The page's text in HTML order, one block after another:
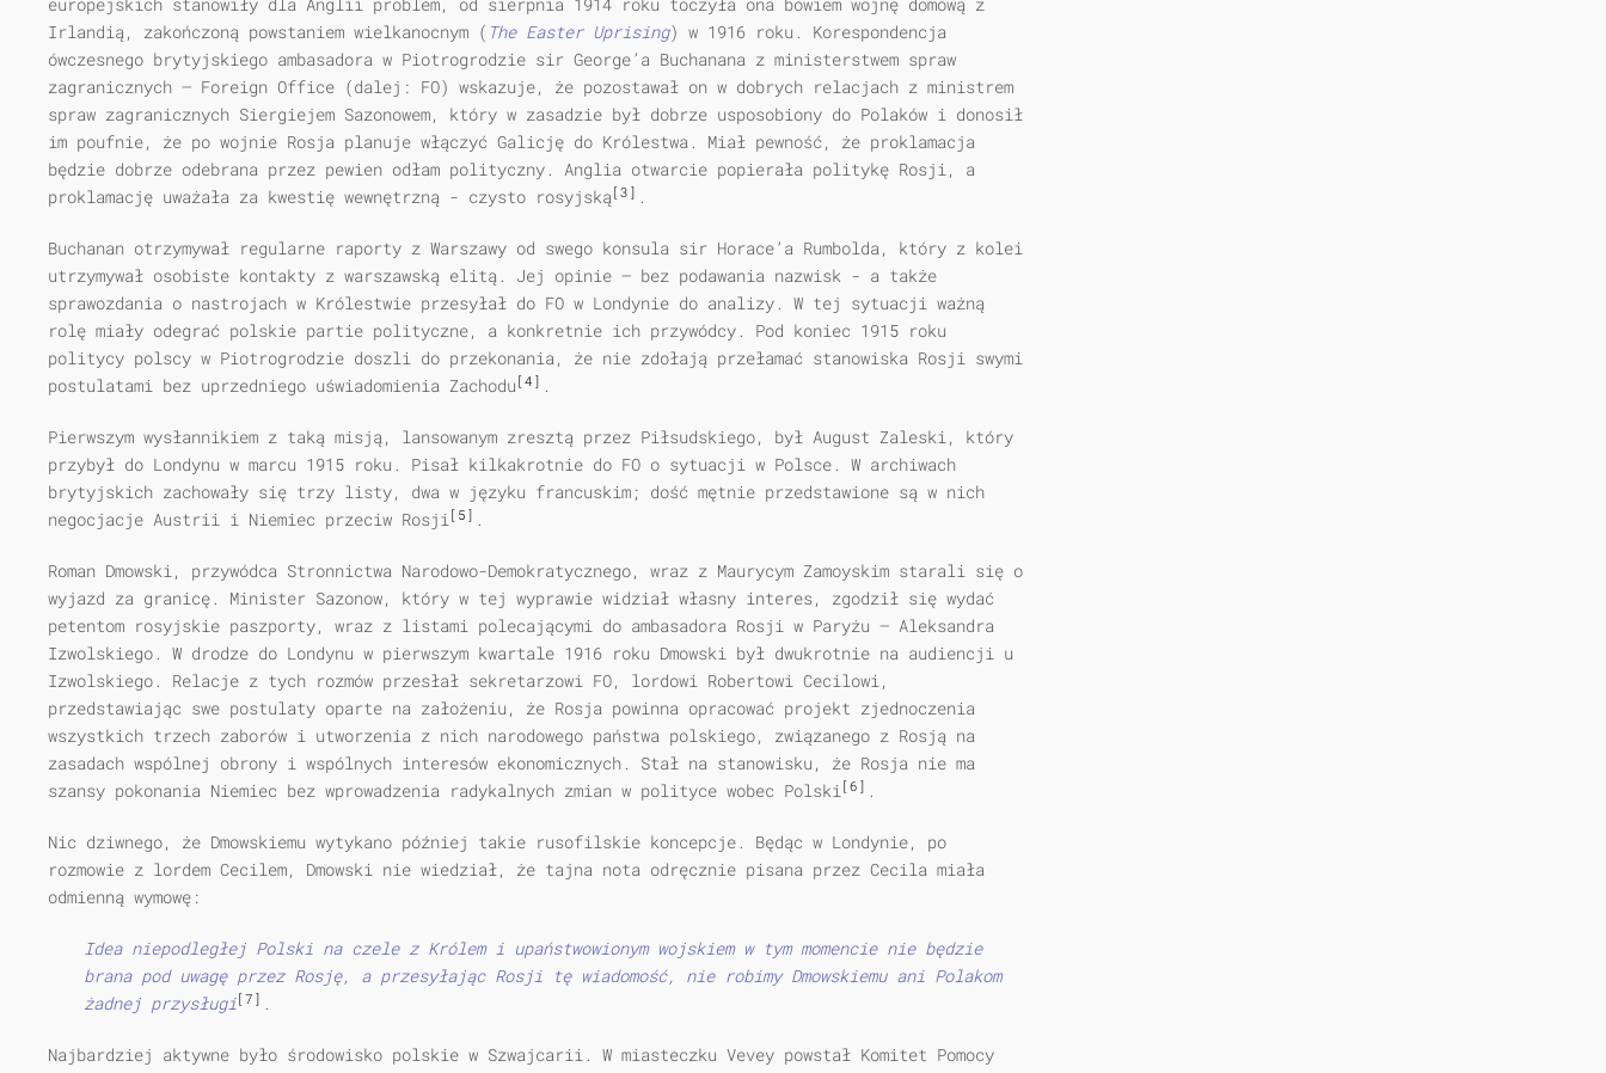
Irlandią, zakończoną powstaniem wielkanocnym ( The Easter Uprising) w 1916 roku. Korespondencja
ówczesnego brytyjskiego ambasadora w Piotrogrodzie sir George’a Buchanana z ministerstwem spraw
zagranicznych — Foreign Office (dalej: FO) wskazuje, że pozostawał on w dobrych relacjach z ministrem
spraw zagranicznych Siergiejem Sazonowem, który w zasadzie był dobrze usposobiony do Polaków i donosił
im poufnie, że po wojnie Rosja planuje włączyć Galicję do Królestwa. Miał pewność, że proklamacja
będzie dobrze odebrana przez pewien odłam polityczny. Anglia otwarcie popierała politykę Rosji, a
proklamację uważała za kwestię wewnętrzną - czysto rosyjską[3] .
Buchanan otrzymywał regularne raporty z Warszawy od swego konsula sir Horace’a Rumbolda, który z kolei
utrzymywał osobiste kontakty z warszawską elitą. Jej opinie – bez podawania nazwisk - a także
sprawozdania o nastrojach w Królestwie przesyłał do FO w Londynie do analizy. W tej sytuacji ważną
rolę miały odegrać polskie partie polityczne, a konkretnie ich przywódcy. Pod koniec 1915 roku
politycy polscy w Piotrogrodzie doszli do przekonania, że nie zdołają przełamać stanowiska Rosji swymi
postulatami bez uprzedniego uświadomienia Zachodu [4] .
Pierwszym wysłannikiem z taką misją, lansowanym zresztą przez Piłsudskiego, był August Zaleski, który
przybył do Londynu w marcu 1915 roku. Pisał kilkakrotnie do FO o sytuacji w Polsce. W archiwach
brytyjskich zachowały się trzy listy, dwa w języku francuskim; dość mętnie przedstawione są w nich
negocjacje Austrii i Niemiec przeciw Rosji[5] .
Roman Dmowski, przywódca Stronnictwa Narodowo-Demokratycznego, wraz z Maurycym Zamoyskim starali się o
wyjazd za granicę. Minister Sazonow, który w tej wyprawie widział własny interes, zgodził się wydać
petentom rosyjskie paszporty, wraz z listami polecającymi do ambasadora Rosji w Paryżu — Aleksandra
Izwolskiego. W drodze do Londynu w pierwszym kwartale 1916 roku Dmowski był dwukrotnie na audiencji u
Izwolskiego. Relacje z tych rozmów przesłał sekretarzowi FO, lordowi Robertowi Cecilowi,
przedstawiając swe postulaty oparte na założeniu, że Rosja powinna opracować projekt zjednoczenia
wszystkich trzech zaborów i utworzenia z nich narodowego państwa polskiego, związanego z Rosją na
zasadach wspólnej obrony i wspólnych interesów ekonomicznych. Stał na stanowisku, że Rosja nie ma
szansy pokonania Niemiec bez wprowadzenia radykalnych zmian w polityce wobec Polski[6] .
Nic dziwnego, że Dmowskiemu wytykano później takie rusofilskie koncepcje. Będąc w Londynie, po
rozmowie z lordem Cecilem, Dmowski nie wiedział, że tajna nota odręcznie pisana przez Cecila miała
odmienną wymowę:
Idea niepodległej Polski na czele z Królem i upaństwowionym wojskiem w tym momencie nie będzie
brana pod uwagę przez Rosję, a przesyłając Rosji tę wiadomość, nie robimy Dmowskiemu ani Polakom
żadnej przysługi[7] .
Najbardziej aktywne było środowisko polskie w Szwajcarii. W miasteczku Vevey powstał Komitet Pomocy